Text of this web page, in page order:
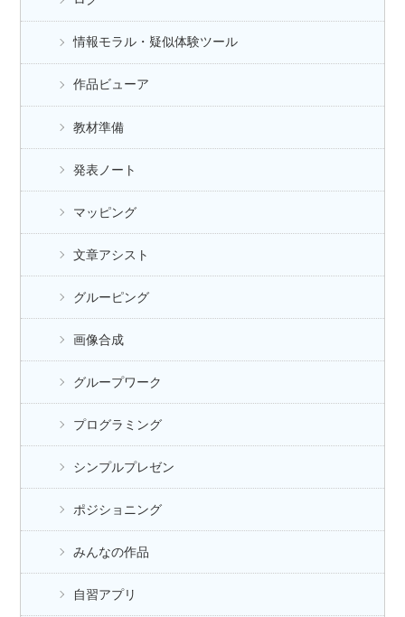
情報モラル・疑似体験ツール
作品ビューア
教材準備
発表ノート
マッピング
文章アシスト
グルーピング
画像合成
グループワーク
プログラミング
シンプルプレゼン
ポジショニング
みんなの作品
自習アプリ